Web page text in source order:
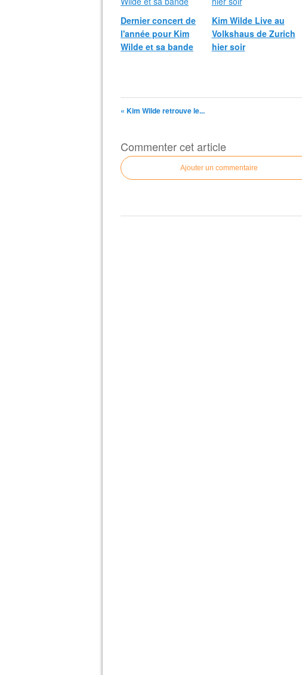
Dernier concert de
l'année pour Kim
Wilde et sa bande
Kim Wilde Live au
Volkshaus de Zurich
hier soir
« Kim Wilde retrouve le...
Commenter cet article
Ajouter un commentaire